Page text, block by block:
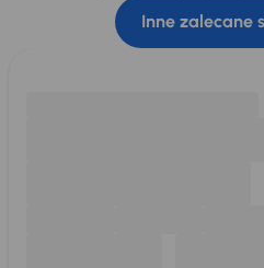
Inne zalecane